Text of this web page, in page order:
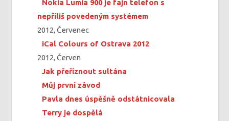
Nokia Lumia 900 je fajn telefon s
nepříliš povedeným systémem
2012, Červenec
iCal Colours of Ostrava 2012
2012, Červen
Jak přeříznout sultána
Můj první závod
Pavla dnes úspěšně odstátnicovala
Terry je dospělá